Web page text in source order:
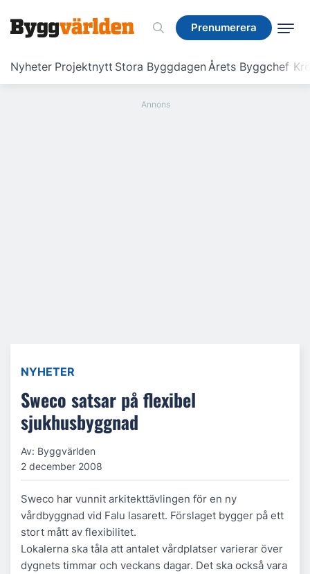
Prenumerera
Nyheter Projektnytt Stora ByggdagenÅrets Byggchef
Prenumerera
NYHETER
Sweco satsar på flexibel
sjukhusbyggnad
Av: Byggvärlden
2 december 2008
Sweco har vunnit arkitekttävlingen för en ny
vårdbyggnad vid Falu lasarett. Förslaget bygger på ett
stort mått av flexibilitet.
Lokalerna ska tåla att antalet vårdplatser varierar över
dygnets timmar och veckans dagar. Det ska också vara